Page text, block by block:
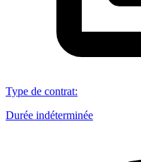
Type de contrat:
Durée indéterminée